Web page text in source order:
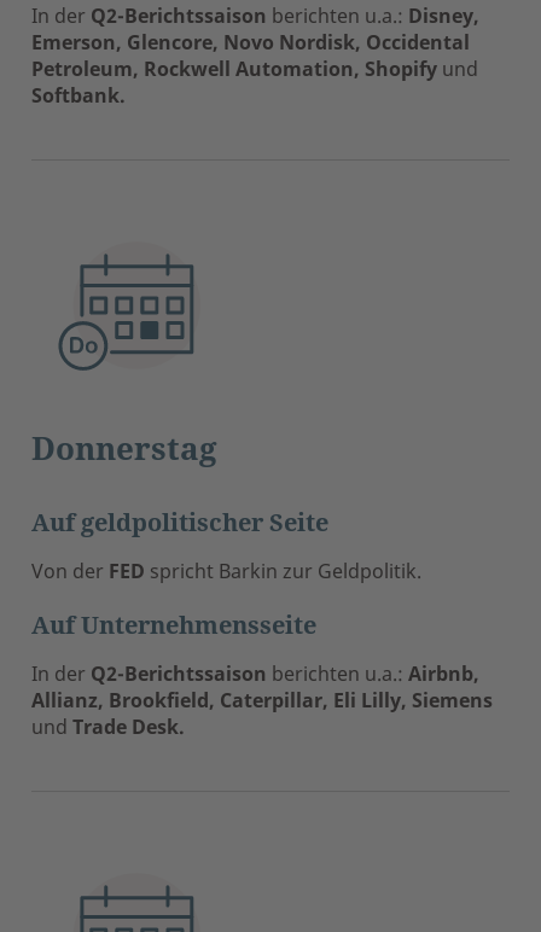
In der Q2-Berichtssaison berichten u.a.: Disney,
Emerson, Glencore, Novo Nordisk, Occidental
Petroleum, Rockwell Automation, Shopify und
Softbank.
Donnerstag
Auf geldpolitischer Seite
Von der FED spricht Barkin zur Geldpolitik.
Auf Unternehmensseite
In der Q2-Berichtssaison berichten u.a.: Airbnb,
Allianz, Brookfield, Caterpillar, Eli Lilly, Siemens
und Trade Desk.